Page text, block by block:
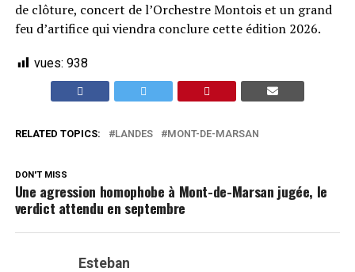
de clôture, concert de l’Orchestre Montois et un grand
feu d’artifice qui viendra conclure cette édition 2026.
vues: 938
RELATED TOPICS: LANDES MONT-DE-MARSAN
DON'T MISS
Une agression homophobe à Mont-de-Marsan jugée, le
verdict attendu en septembre
Esteban